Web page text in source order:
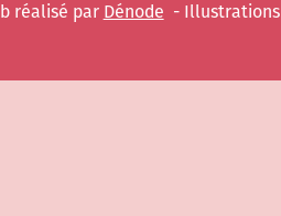
réalisé par Dénode -